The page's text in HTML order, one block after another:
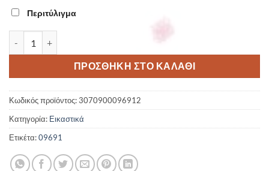
Περιτύλιγμα
ΠΡΟΣΘΉΚΗ ΣΤΟ ΚΑΛΆΘΙ
Κωδικός προϊόντος:3070900096912
Κατηγορία: Εικαστικά
Ετικέτα:09691